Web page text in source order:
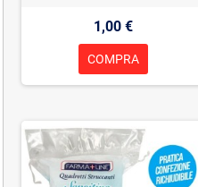
1,00 €
COMPRA